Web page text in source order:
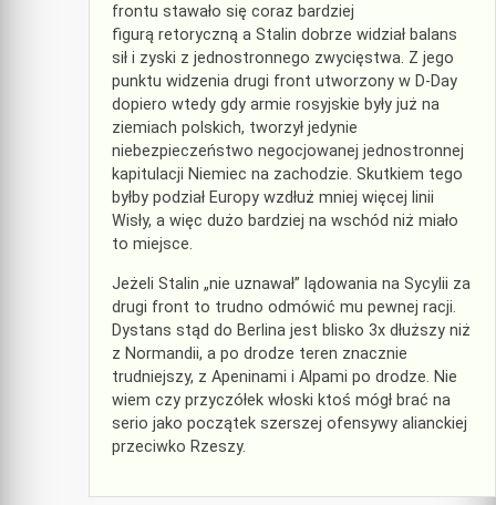
frontu stawało się coraz bardziej
figurą retoryczną a Stalin dobrze widział balans
sił i zyski z jednostronnego zwycięstwa. Z jego
punktu widzenia drugi front utworzony w D-Day
dopiero wtedy gdy armie rosyjskie były już na
ziemiach polskich, tworzył jedynie
niebezpieczeństwo negocjowanej jednostronnej
kapitulacji Niemiec na zachodzie. Skutkiem tego
byłby podział Europy wzdłuż mniej więcej linii
Wisły, a więc dużo bardziej na wschód niż miało
to miejsce.
Jeżeli Stalin „nie uznawał” lądowania na Sycylii za
drugi front to trudno odmówić mu pewnej racji.
Dystans stąd do Berlina jest blisko 3x dłuższy niż
z Normandii, a po drodze teren znacznie
trudniejszy, z Apeninami i Alpami po drodze. Nie
wiem czy przyczółek włoski ktoś mógł brać na
serio jako początek szerszej ofensywy alianckiej
przeciwko Rzeszy.